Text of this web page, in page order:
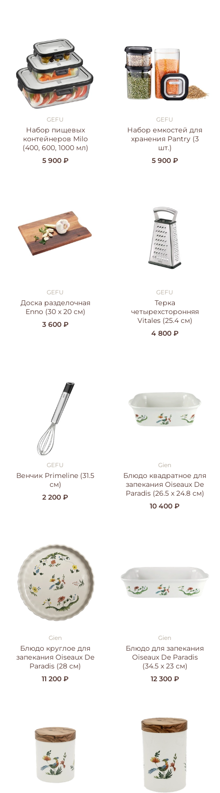
GEFU
Набор пищевых
контейнеров Milo
(400, 600, 1000 мл)
5 900 ₽
GEFU
Набор емкостей для
хранения Pantry (3
шт.)
5 900 ₽
GEFU
Доска разделочная
Enno (30 x 20 см)
3 600 ₽
GEFU
Терка
четырехсторонняя
Vitales (25.4 см)
4 800 ₽
GEFU
Венчик Primeline (31.5
см)
2 200 ₽
Gien
Блюдо квадратное для
запекания Oiseaux De
Paradis (26.5 x 24.8 см)
10 400 ₽
Gien
Блюдо круглое для
запекания Oiseaux De
Paradis (28 см)
11 200 ₽
Gien
Блюдо для запекания
Oiseaux De Paradis
(34.5 x 23 см)
12 300 ₽